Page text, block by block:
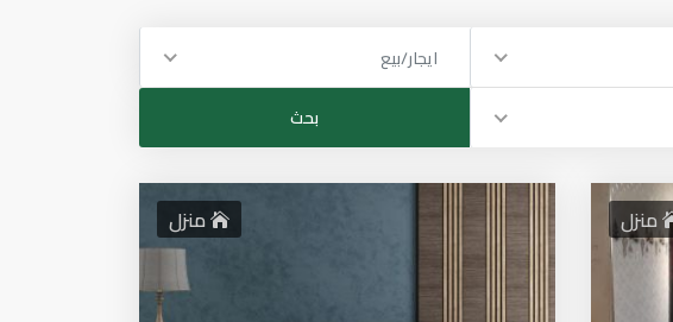
ايجار/بيع
منزل منزل